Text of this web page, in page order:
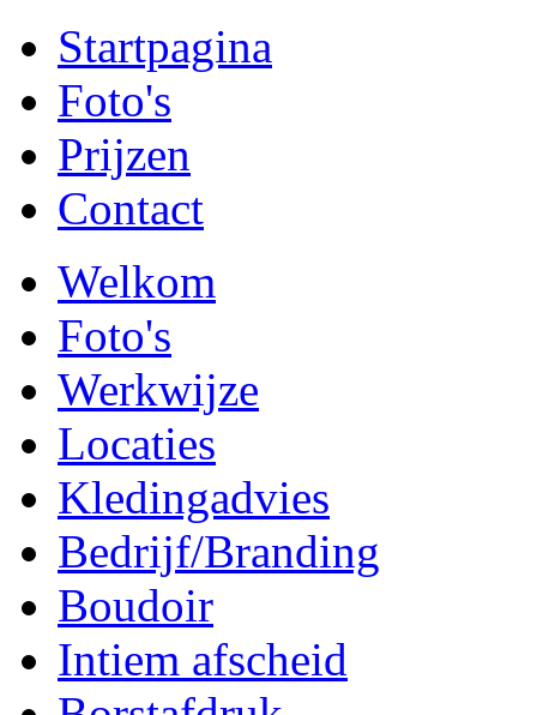
Startpagina
Foto's
Prijzen
Contact
Welkom
Foto's
Werkwijze
Locaties
Kledingadvies
Bedrijf/Branding
Boudoir
Intiem afscheid